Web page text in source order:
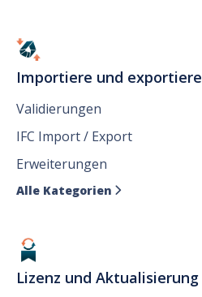
Importiere und exportiere
Validierungen
IFC Import / Export
Erweiterungen
Alle Kategorien 
Lizenz und Aktualisierung